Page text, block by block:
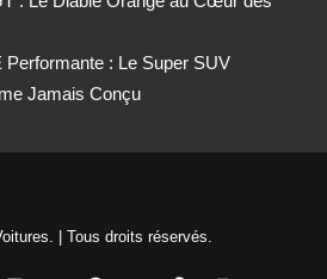
Performante : Le Super SUV
Jamais Conçu
| Tous droits réservés.